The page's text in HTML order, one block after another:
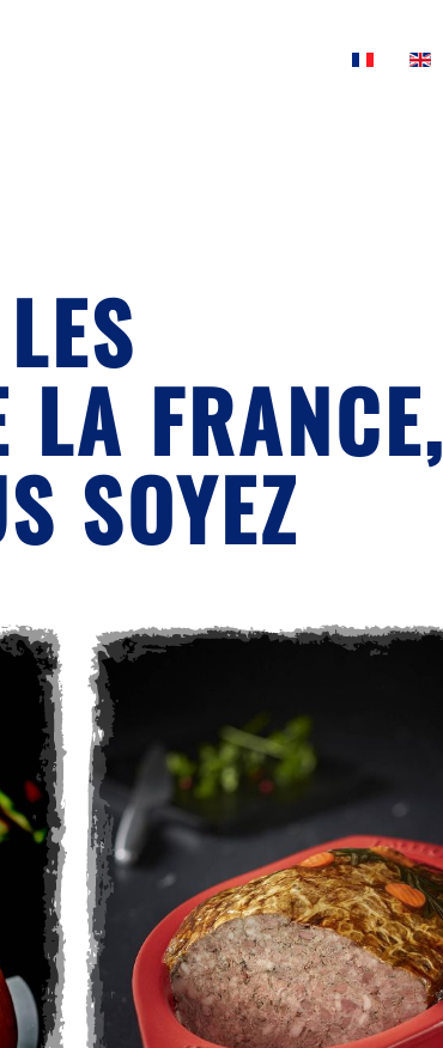
LA FRANCE,
SOYEZ